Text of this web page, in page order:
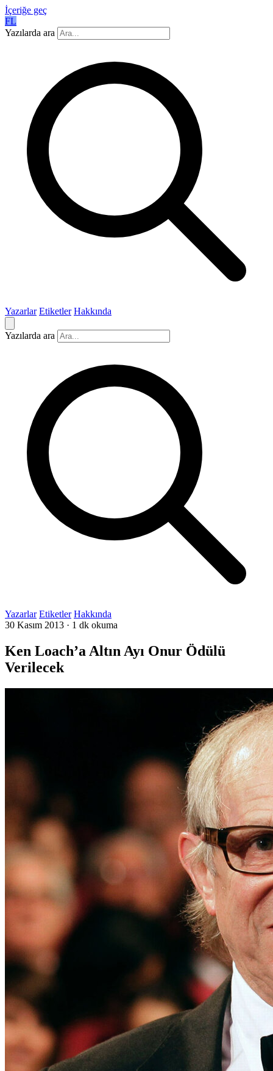
İçeriğe geç
FL
Yazılarda ara
Yazarlar Etiketler Hakkında
Yazılarda ara
Yazarlar Etiketler Hakkında
30 Kasım 2013 · 1 dk okuma
Ken Loach’a Altın Ayı Onur Ödülü
Verilecek